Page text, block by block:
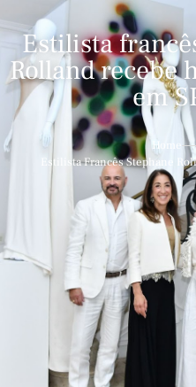
Estilista
Rolland recebe
em
Home
Estilista Francês Stephane